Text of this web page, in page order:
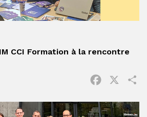
CCI Formation à la rencontre
Facebook